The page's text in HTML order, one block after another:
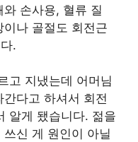
손사용, 혈류 질
나 골절도 회전근
.
고 지냈는데 어머님
다고 하셔서 회전
알게 됐습니다. 젊을
신 게 원인이 아닐